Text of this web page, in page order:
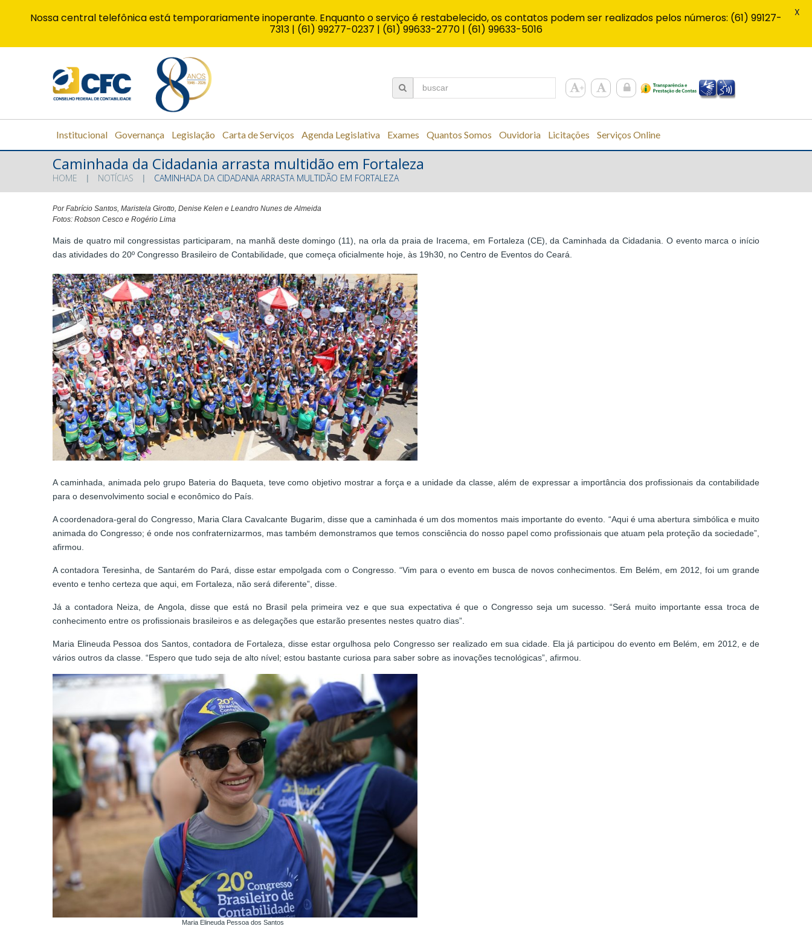
Institucional Governança Legislação Carta de Serviços Agenda Legislativa Exames Quantos Somos Ouvidoria Licitações Serviços Online
Caminhada da Cidadania arrasta multidão em Fortaleza
HOME NOTÍCIAS CAMINHADA DA CIDADANIA ARRASTA MULTIDÃO EM FORTALEZA
Por Fabrício Santos, Maristela Girotto, Denise Kelen e Leandro Nunes de Almeida
Fotos: Robson Cesco e Rogério Lima
Mais de quatro mil congressistas participaram, na manhã deste domingo (11), na orla da praia de Iracema, em Fortaleza (CE), da Caminhada da Cidadania. O evento marca o início
das atividades do 20º Congresso Brasileiro de Contabilidade, que começa oficialmente hoje, às 19h30, no Centro de Eventos do Ceará.
A caminhada, animada pelo grupo Bateria do Baqueta, teve como objetivo mostrar a força e a unidade da classe, além de expressar a importância dos profissionais da contabilidade
para o desenvolvimento social e econômico do País.
A coordenadora-geral do Congresso, Maria Clara Cavalcante Bugarim, disse que a caminhada é um dos momentos mais importante do evento. “Aqui é uma abertura simbólica e muito
animada do Congresso; é onde nos confraternizarmos, mas também demonstramos que temos consciência do nosso papel como profissionais que atuam pela proteção da sociedade”,
afirmou.
A contadora Teresinha, de Santarém do Pará, disse estar empolgada com o Congresso. “Vim para o evento em busca de novos conhecimentos. Em Belém, em 2012, foi um grande
evento e tenho certeza que aqui, em Fortaleza, não será diferente”, disse.
Já a contadora Neiza, de Angola, disse que está no Brasil pela primeira vez e que sua expectativa é que o Congresso seja um sucesso. “Será muito importante essa troca de
conhecimento entre os profissionais brasileiros e as delegações que estarão presentes nestes quatro dias”.
Maria Elineuda Pessoa dos Santos, contadora de Fortaleza, disse estar orgulhosa pelo Congresso ser realizado em sua cidade. Ela já participou do evento em Belém, em 2012, e de
vários outros da classe. “Espero que tudo seja de alto nível; estou bastante curiosa para saber sobre as inovações tecnológicas”, afirmou.
Maria Elineuda Pessoa dos Santos
Nossa central telefônica está temporariamente inoperante. Enquanto o serviço é restabelecido, os contatos podem ser realizados pelos números: (61) 99127-
7313 | (61) 99277-0237 | (61) 99633-2770 | (61) 99633-5016
X